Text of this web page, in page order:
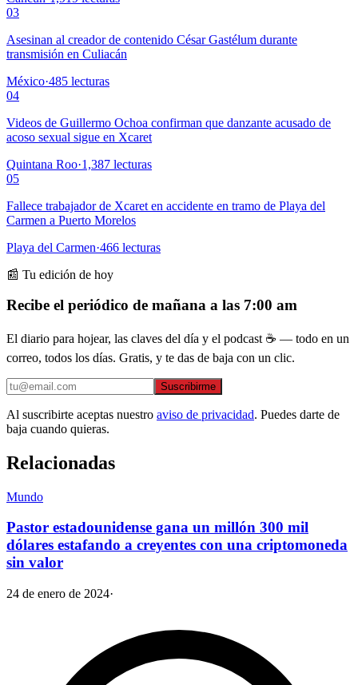
03
Asesinan al creador de contenido César Gastélum durante
transmisión en Culiacán
México·485 lecturas
04
Videos de Guillermo Ochoa confirman que danzante acusado de
acoso sexual sigue en Xcaret
Quintana Roo·1,387 lecturas
05
Fallece trabajador de Xcaret en accidente en tramo de Playa del
Carmen a Puerto Morelos
Playa del Carmen·466 lecturas
📰 Tu edición de hoy
Recibe el periódico de mañana a las 7:00 am
El diario para hojear, las claves del día y el podcast ☕ — todo en un
correo, todos los días. Gratis, y te das de baja con un clic.
Suscribirme
Al suscribirte aceptas nuestro aviso de privacidad. Puedes darte de
baja cuando quieras.
Relacionadas
Mundo
Pastor estadounidense gana un millón 300 mil
dólares estafando a creyentes con una criptomoneda
sin valor
24 de enero de 2024·